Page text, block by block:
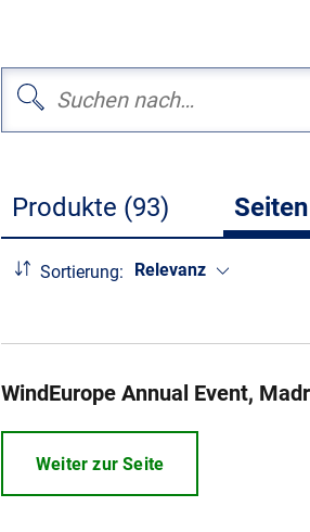
Produkte (93)
Sortierung: Relevanz
WindEurope Annual Event,
Weiter zur Seite